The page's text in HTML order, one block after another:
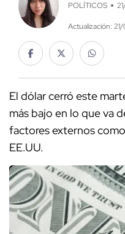
POLÍTICOS
Actualización:
El dólar cerró este
más bajo en lo que va
factores externos
EE.UU.